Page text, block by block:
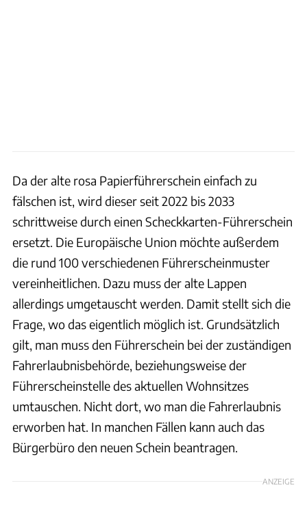
Da der alte rosa Papierführerschein einfach zu
fälschen ist, wird dieser seit 2022 bis 2033
schrittweise durch einen Scheckkarten-Führerschein
ersetzt. Die Europäische Union möchte außerdem
die rund 100 verschiedenen Führerscheinmuster
vereinheitlichen. Dazu muss der alte Lappen
allerdings umgetauscht werden. Damit stellt sich die
Frage, wo das eigentlich möglich ist. Grundsätzlich
gilt, man muss den Führerschein bei der zuständigen
Fahrerlaubnisbehörde, beziehungsweise der
Führerscheinstelle des aktuellen Wohnsitzes
umtauschen. Nicht dort, wo man die Fahrerlaubnis
erworben hat. In manchen Fällen kann auch das
Bürgerbüro den neuen Schein beantragen.
ANZEIGE